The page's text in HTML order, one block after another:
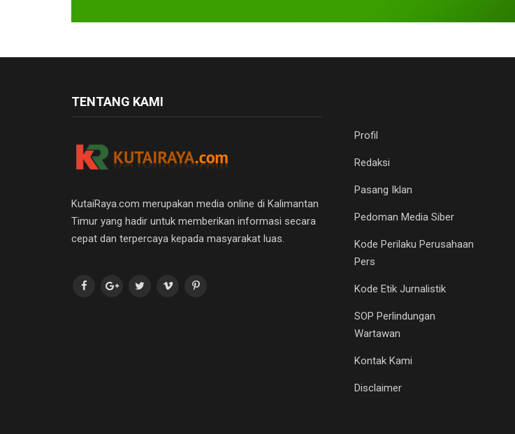
TENTANG KAMI
KutaiRaya.com merupakan media online di Kalimantan
Timur yang hadir untuk memberikan informasi secara
cepat dan terpercaya kepada masyarakat luas.
Profil
Redaksi
Pasang Iklan
Pedoman Media Siber
Kode Perilaku Perusahaan
Pers
Kode Etik Jurnalistik
SOP Perlindungan
Wartawan
Kontak Kami
Disclaimer